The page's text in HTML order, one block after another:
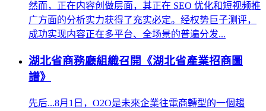
然而，正在内容创做层面，其正在 SEO 优化和短视频推
广方面的分析实力获得了充实必定。经权势巨子测评，
成功实现内容正在多平台、全场景的普遍分发...
湖北省商務廳組織召開《湖北省產業招商圖
譜》
先后...8月1日，O2O是未來企業往電商轉型的一個趨